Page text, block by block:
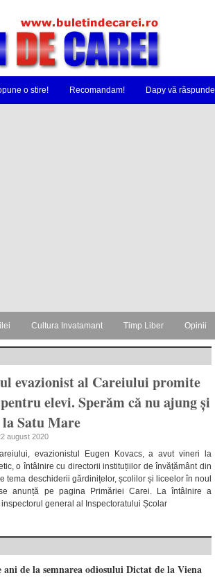
o stire! Recomandam! Dapy vă răspunde
Cultura Invatamant Timp Liber Opinii
evazionist al Careiului promite
elevi. Sperăm că nu ajung și
la Satu Mare
august 2020
evazionistul Eugen Kovacs, a avut vineri la
o întâlnire cu directorii instituțiilor de învățământ din
tema deschiderii gărdinițelor, școlilor și liceelor în noul
anunță pe pagina Primăriei Carei. La întâlnire a
general al Inspectoratului Școlar
de la semnarea odiosului Dictat de la Viena